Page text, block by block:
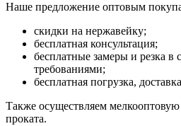
Наше предложение оптовым
скидки на нержавейку;
бесплатная консультация;
бесплатные замеры и резка в
требованиями;
бесплатная погрузка,
Также осуществляем
проката.